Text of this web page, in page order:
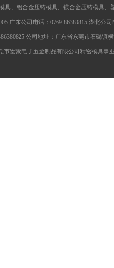
具、铝合金压铸模具、镁合金压铸模具、
广东公司电话：0769-86380815 湖北公
公司地址：广东省东莞市石碣镇
市宏聚电子五金制品有限公司精密模具事